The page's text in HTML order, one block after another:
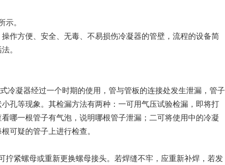
示。
作方便、安全、无毒、不易损伤冷凝器的管壁，流程的设备简
。
式冷凝器经过一个时期的使用，管与管板的连接处发生泄漏，管子
孔等现象。其检漏方法有两种：一可用气压试验检漏，即将打
哪一根管子有气泡，说明哪根管子泄漏；二可将使用中的冷凝
可疑的管子上进行检查。
拧紧螺母或重新更换螺母接头。若焊缝不牢，应重新补焊，若发